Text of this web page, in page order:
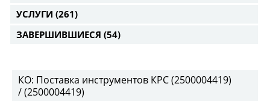
УСЛУГИ (261)
ЗАВЕРШИВШИЕСЯ (54)
КО: Поставка инструментов КРС (2500004419)
/ (2500004419)